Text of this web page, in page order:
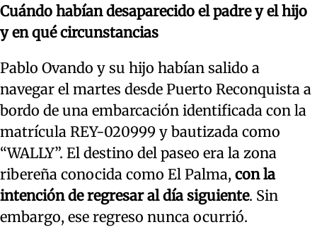
Cuándo habían desaparecido el padre y el hijo
y en qué circunstancias
Pablo Ovando y su hijo habían salido a
navegar el martes desde Puerto Reconquista a
bordo de una embarcación identificada con la
matrícula REY-020999 y bautizada como
“WALLY”. El destino del paseo era la zona
ribereña conocida como El Palma, con la
intención de regresar al día siguiente. Sin
embargo, ese regreso nunca ocurrió.